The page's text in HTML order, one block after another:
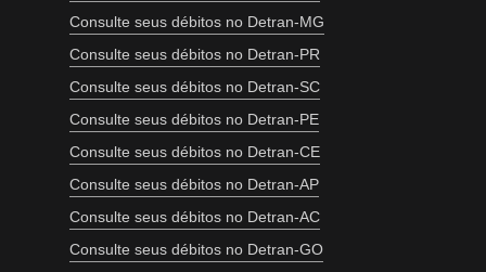
Consulte seus débitos no Detran-MG
Consulte seus débitos no Detran-PR
Consulte seus débitos no Detran-SC
Consulte seus débitos no Detran-PE
Consulte seus débitos no Detran-CE
Consulte seus débitos no Detran-AP
Consulte seus débitos no Detran-AC
Consulte seus débitos no Detran-GO